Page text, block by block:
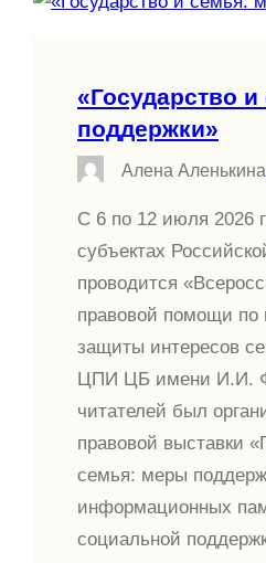
«Государство
поддержки»
Алена Аленькина
С 6 по 12 июля 2026
субъектах
проводится
правовой помощи по
защиты интересов
ЦПИ ЦБ имени И.И.
читателей был
правовой выставки
семья: меры
информационных
социальной